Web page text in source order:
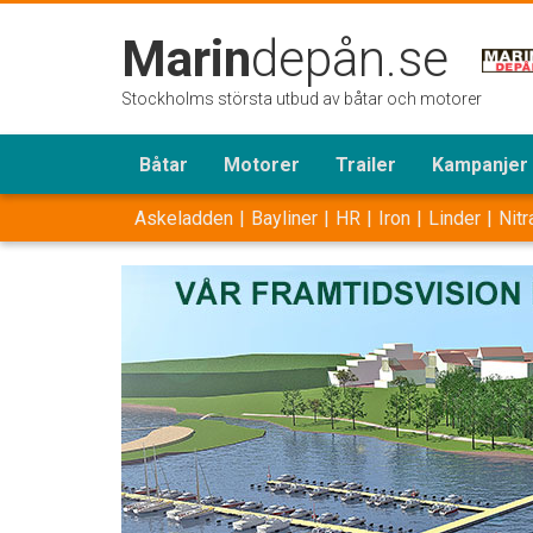
Marindepån.se
Stockholms största utbud av båtar och motorer
Båtar Motorer Trailer Kampanjer
Askeladden Bayliner HR Iron Linder